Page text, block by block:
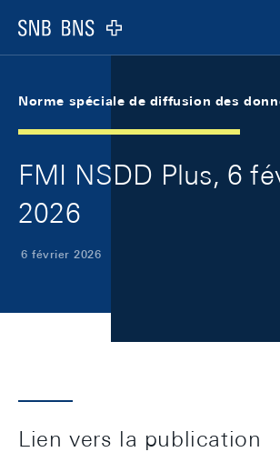
Logo
Norme spéciale de diffusion des
FMI NSDD Plus, 6
2026
6 février 2026
Lien vers la publication